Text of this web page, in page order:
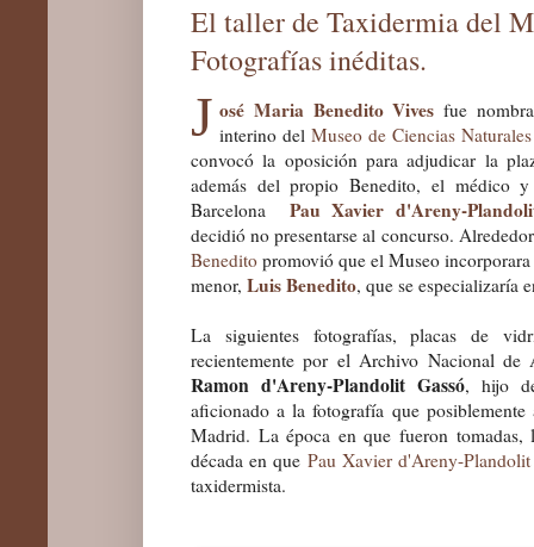
El taller de Taxidermia del
Fotografías inéditas.
J osé Maria Benedito Vives fue
interino del Museo de Ciencias
convocó la oposición para adjudicar la
además del propio Benedito, el médico y
Barcelona Pau Xavier d'Areny-
decidió no presentarse al concurso.
Benedito promovió que el Museo
menor, Luis Benedito, que se especializaría
La siguientes fotografías, placas de
recientemente por el Archivo Nacionalde
Ramond'Areny-Plandolit Gassó, hijo
aficionado a la fotografía queposiblemente
Madrid. La época en que fueron tomadas,
década en que Pau Xavier d'Areny-Plandolit
taxidermista.